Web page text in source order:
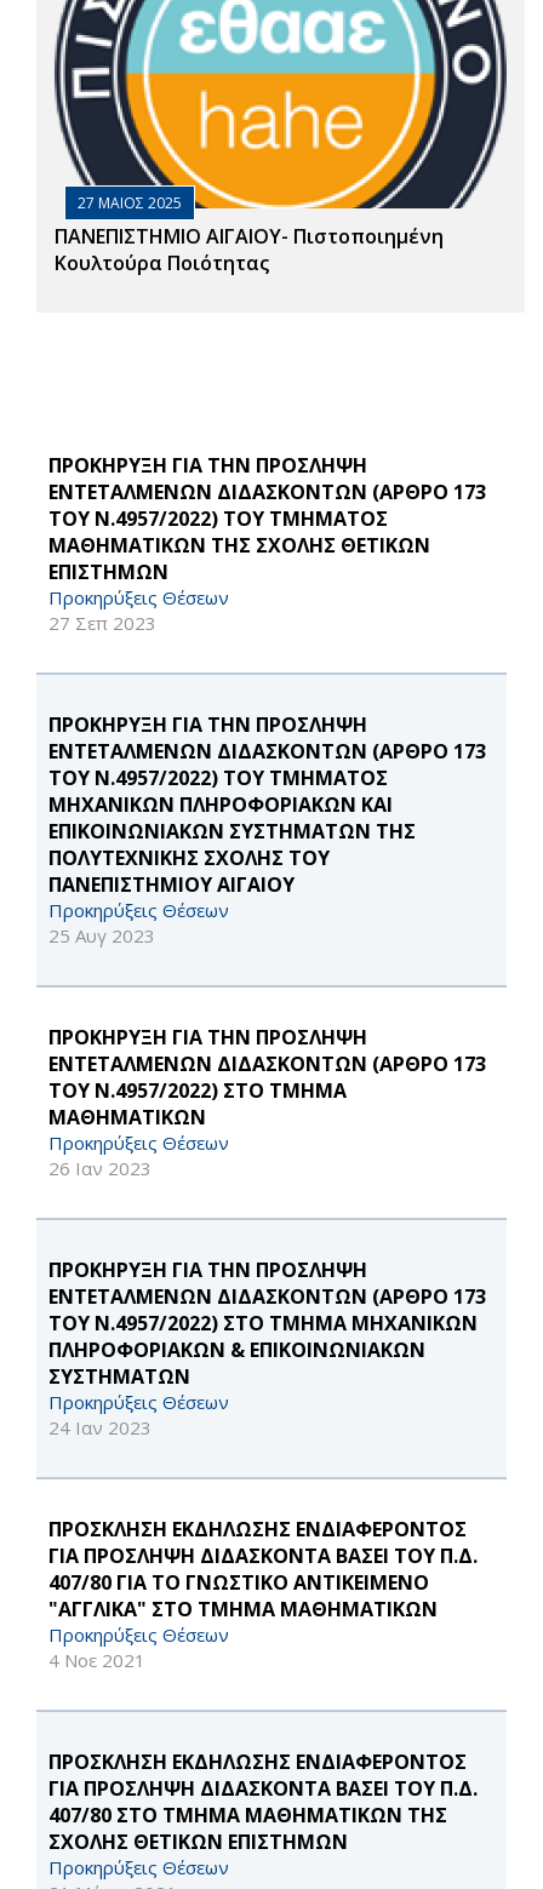
27 ΜΑΙΟΣ 2025
ΠΑΝΕΠΙΣΤΗΜΙΟ ΑΙΓΑΙΟΥ- Πιστοποιημένη
Κουλτούρα Ποιότητας
ΠΡΟΚΗΡΥΞΗ ΓΙΑ ΤΗΝ ΠΡΟΣΛΗΨΗ
ΕΝΤΕΤΑΛΜΕΝΩΝ ΔΙΔΑΣΚΟΝΤΩΝ (ΑΡΘΡΟ 173
ΤΟΥ Ν.4957/2022) ΤΟΥ ΤΜΗΜΑΤΟΣ
ΜΑΘΗΜΑΤΙΚΩΝ ΤΗΣ ΣΧΟΛΗΣ ΘΕΤΙΚΩΝ
ΕΠΙΣΤΗΜΩΝ
Προκηρύξεις Θέσεων
27 Σεπ 2023
ΠΡΟΚΗΡΥΞΗ ΓΙΑ ΤΗΝ ΠΡΟΣΛΗΨΗ
ΕΝΤΕΤΑΛΜΕΝΩΝ ΔΙΔΑΣΚΟΝΤΩΝ (ΑΡΘΡΟ 173
ΤΟΥ Ν.4957/2022) ΤΟΥ ΤΜΗΜΑΤΟΣ
ΜΗΧΑΝΙΚΩΝ ΠΛΗΡΟΦΟΡΙΑΚΩΝ ΚΑΙ
ΕΠΙΚΟΙΝΩΝΙΑΚΩΝ ΣΥΣΤΗΜΑΤΩΝ ΤΗΣ
ΠΟΛΥΤΕΧΝΙΚΗΣ ΣΧΟΛΗΣ ΤΟΥ
ΠΑΝΕΠΙΣΤΗΜΙΟΥ ΑΙΓΑΙΟΥ
Προκηρύξεις Θέσεων
25 Αυγ 2023
ΠΡΟΚΗΡΥΞΗ ΓΙΑ ΤΗΝ ΠΡΟΣΛΗΨΗ
ΕΝΤΕΤΑΛΜΕΝΩΝ ΔΙΔΑΣΚΟΝΤΩΝ (ΑΡΘΡΟ 173
ΤΟΥ Ν.4957/2022) ΣΤΟ ΤΜΗΜΑ
ΜΑΘΗΜΑΤΙΚΩΝ
Προκηρύξεις Θέσεων
26 Ιαν 2023
ΠΡΟΚΗΡΥΞΗ ΓΙΑ ΤΗΝ ΠΡΟΣΛΗΨΗ
ΕΝΤΕΤΑΛΜΕΝΩΝ ΔΙΔΑΣΚΟΝΤΩΝ (ΑΡΘΡΟ 173
ΤΟΥ Ν.4957/2022) ΣΤΟ ΤΜΗΜΑ ΜΗΧΑΝΙΚΩΝ
ΠΛΗΡΟΦΟΡΙΑΚΩΝ & ΕΠΙΚΟΙΝΩΝΙΑΚΩΝ
ΣΥΣΤΗΜΑΤΩΝ
Προκηρύξεις Θέσεων
24 Ιαν 2023
ΠΡΟΣΚΛΗΣΗ ΕΚΔΗΛΩΣΗΣ ΕΝΔΙΑΦΕΡΟΝΤΟΣ
ΓΙΑ ΠΡΟΣΛΗΨΗ ΔΙΔΑΣΚΟΝΤΑ ΒΑΣΕΙ ΤΟΥ Π.Δ.
407/80 ΓΙΑ ΤΟ ΓΝΩΣΤΙΚΟ ΑΝΤΙΚΕΙΜΕΝΟ
"ΑΓΓΛΙΚΑ" ΣΤΟ ΤΜΗΜΑ ΜΑΘΗΜΑΤΙΚΩΝ
Προκηρύξεις Θέσεων
4 Νοε 2021
ΠΡΟΣΚΛΗΣΗ ΕΚΔΗΛΩΣΗΣ ΕΝΔΙΑΦΕΡΟΝΤΟΣ
ΓΙΑ ΠΡΟΣΛΗΨΗ ΔΙΔΑΣΚΟΝΤΑ ΒΑΣΕΙ ΤΟΥ Π.Δ.
407/80 ΣΤΟ ΤΜΗΜΑ ΜΑΘΗΜΑΤΙΚΩΝ ΤΗΣ
ΣΧΟΛΗΣ ΘΕΤΙΚΩΝ ΕΠΙΣΤΗΜΩΝ
Προκηρύξεις Θέσεων